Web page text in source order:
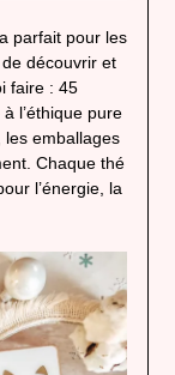
parfait pour les
découvrir et
faire : 45
l’éthique pure
emballages
Chaque thé
l’énergie, la